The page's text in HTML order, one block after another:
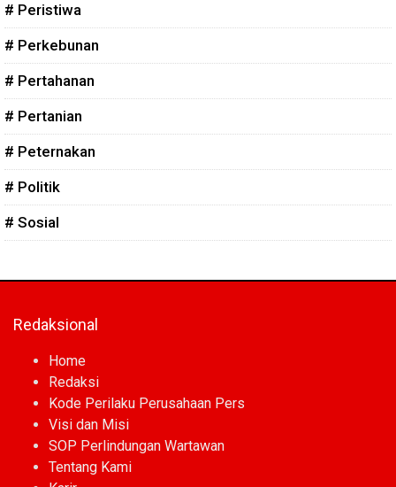
# Peristiwa
# Perkebunan
# Pertahanan
# Pertanian
# Peternakan
# Politik
# Sosial
Redaksional
Home
Redaksi
Kode Perilaku Perusahaan Pers
Visi dan Misi
SOP Perlindungan Wartawan
Tentang Kami